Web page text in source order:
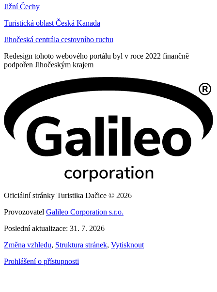
Jižní Čechy
Turistická oblast Česká Kanada
Jihočeská centrála cestovního ruchu
Redesign tohoto webového portálu byl v roce 2022 finančně
podpořen Jihočeským krajem
Oficiální stránky Turistika Dačice © 2026
Provozovatel Galileo Corporation s.r.o.
Poslední aktualizace: 31. 7. 2026
Změna vzhledu, Struktura stránek, Vytisknout
Prohlášení o přístupnosti